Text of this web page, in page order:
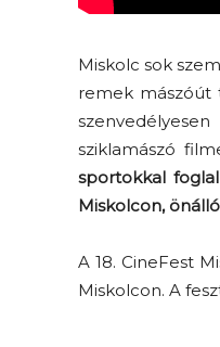
Miskolc sok
remek mászóút
sziklamászó
sportokkal
Miskolcon,
A 18. CineFest
Miskolcon. A